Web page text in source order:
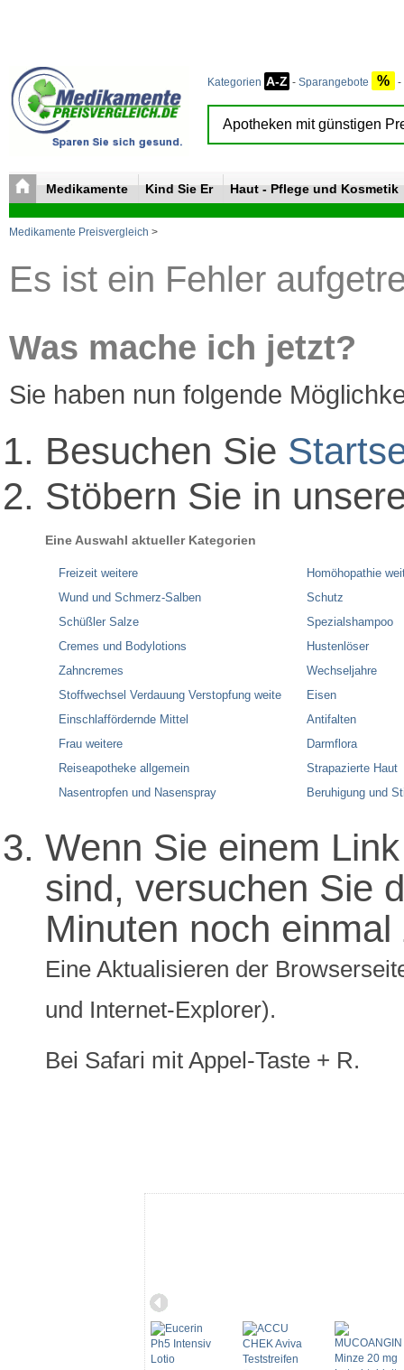
Kategorien A-Z - Sparangebote % -
Medikamente Kind Sie Er Haut - Pflege und Kosmetik
Medikamente Preisvergleich >
Es ist ein Fehler
Was mache ich jetzt?
Sie haben nun folgende
Besuchen Sie
Stöbern Sie in
Eine Auswahl aktueller Kategorien
Freizeit weitere
Wund und Schmerz-Salben
Schüßler Salze
Cremes und Bodylotions
Zahncremes
Stoffwechsel Verdauung Verstopfung weite
Einschlaffördernde Mittel
Frau weitere
Reiseapotheke allgemein
Nasentropfen und Nasenspray
Homöhopathie
Schutz
Spezialshampoo
Hustenlöser
Wechseljahre
Eisen
Antifalten
Darmflora
Strapazierte Haut
Beruhigung und
Wenn Sie einem
sind, versuchen Sie
Minuten noch
Eine Aktualisieren der
und Internet-Explorer).
Bei Safari mit Appel-Taste + R.